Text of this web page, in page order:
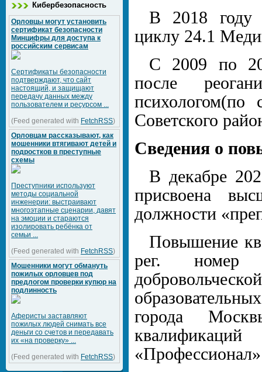
Кибербезопасность
Орловцы могут установить
сертификат безопасности
Минцифры для доступа к
российским сервисам
Сертификаты безопасности
подтверждают, что сайт
настоящий, и защищают
передачу данных между
пользователем и ресурсом ...
(Feed generated with FetchRSS)
Орловцам рассказывают, как
мошенники втягивают детей и
подростков в преступные
схемы
Преступники используют
методы социальной
инженерии: выстраивают
многоэтапные сценарии, давят
на эмоции и стараются
изолировать ребёнка от
семьи ...
(Feed generated with FetchRSS)
Мошенники могут обмануть
пожилых орловцев под
предлогом проверки купюр на
подлинность
Аферисты заставляют
пожилых людей снимать все
деньги со счетов и передавать
их «на проверку» ...
(Feed generated with FetchRSS)
В 2018 году
циклу 24.1
С 2009 по
после
Советского
Сведения о
В декабре
присвоена
должности
Повышение
рег. номер
города